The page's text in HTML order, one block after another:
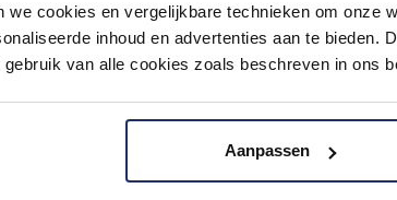
we cookies en vergelijkbare technieken om onze
inhoud en advertenties aan te bieden.
van alle cookies zoals beschreven in ons
Aanpassen
badkamer op Instagram met
omgeving vol met unieke